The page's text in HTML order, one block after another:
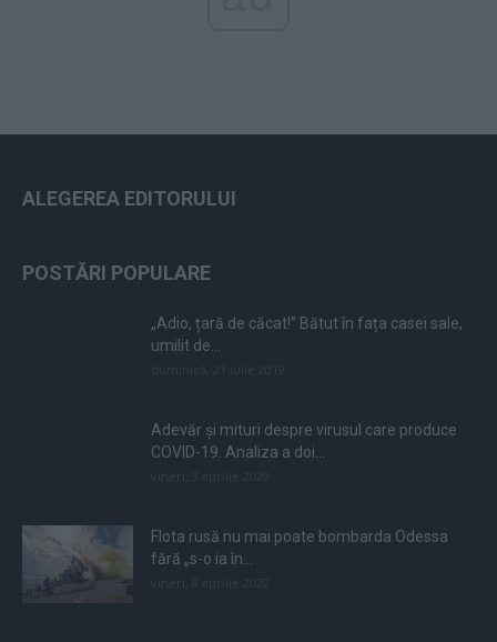
ALEGEREA EDITORULUI
POSTĂRI POPULARE
„Adio, țară de căcat!” Bătut în fața casei sale,
umilit de...
Adevăr și mituri despre virusul care produce
COVID-19. Analiza a doi...
Flota rusă nu mai poate bombarda Odessa
fără „s-o ia în...